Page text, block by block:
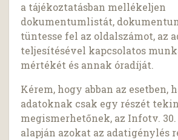
a tájékoztatásban mellékeljen
dokumentumlistát,
tüntesse fel az oldalszámot, az
teljesítésével kapcsolatos
mértékét és annak óradíját.
Kérem, hogy abban az esetben,
adatoknak csak egy részét
megismerhetőnek, az Infotv. 30.
alapján azokat az adatigénylés